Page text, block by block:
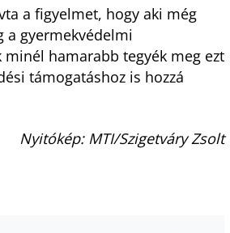
a figyelmet, hogy aki még
a gyermekvédelmi
minél hamarabb tegyék meg ezt
támogatáshoz is hozzá
Nyitókép: MTI/Szigetváry Zsolt